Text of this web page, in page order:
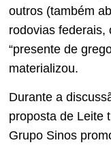
outros (também
rodovias federais,
“presente de
materializou.
Durante a
proposta de Leite
Grupo Sinos